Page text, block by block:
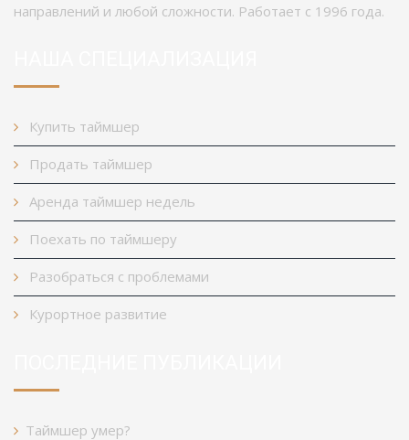
направлений и любой сложности. Работает с 1996 года.
Купить таймшер
Продать таймшер
Аренда таймшер недель
Поехать по таймшеру
Разобраться с проблемами
Курортное развитие
Таймшер умер?